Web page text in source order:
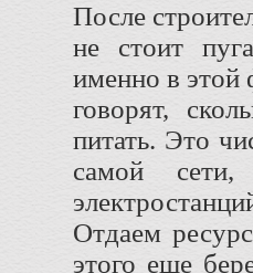
После
не стоит
именно в этой
говорят,
питать. Это
самой
Отдаем
этого еще